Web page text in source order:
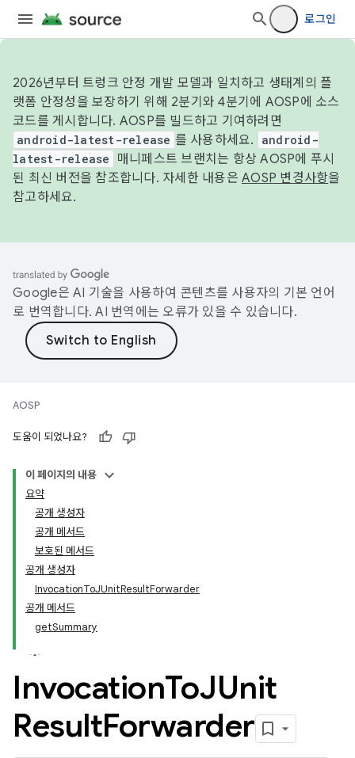
로그인
2026년부터 트렁크 안정 개발 모델과 일치하고 생태계의 플
랫폼 안정성을 보장하기 위해 2분기와 4분기에 AOSP에 소스
코드를 게시합니다. AOSP를 빌드하고 기여하려면
android-latest-release 를 사용하세요.
android-
latest-release
매니페스트 브랜치는 항상 AOSP에 푸시
된 최신 버전을 참조합니다. 자세한 내용은 AOSP 변경사항을
참고하세요.
Google은 AI 기술을 사용하여 콘텐츠를 사용자의 기본 언어
로 번역합니다. AI 번역에는 오류가 있을 수 있습니다.
AOSP
도움이 되었나요?
이 페이지의 내용
요약
공개 생성자
공개 메서드
보호된 메서드
공개 생성자
InvocationToJUnitResultForwarder
공개 메서드
getSummary
InvocationToJUnit
ResultForwarder